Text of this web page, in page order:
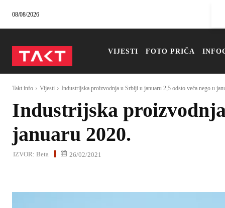
08/08/2026
VIJESTI FOTO PRIČA
Takt info Vijesti Industrijska proizvodnja u Srbiji u januaru 2,5 odsto veća nego u
Industrijska
januaru 2020.
IZVOR: Beta 26/02/2021